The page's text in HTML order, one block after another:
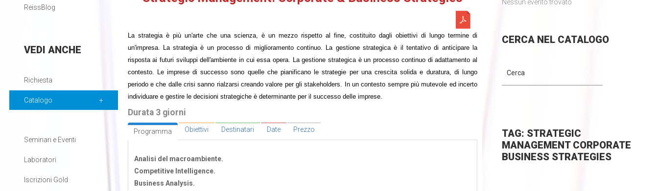
La strategia è più un'arte che una scienza, è un mezzo rispetto al fine, costituito dagli obiettivi di lungo termine di
un'impresa. La strategia è un processo di miglioramento continuo. La gestione strategica è il tentativo di anticipare la
risposta ai futuri sviluppi dell'ambiente in cui essa opera. La gestione strategica è un processo continuo di adattamento al
contesto. Le imprese di successo sono quelle che pianificano le strategie per una crescita solida e duratura, di lungo
periodo e che dalle crisi sanno rialzarsi creando valore per gli stakeholders. In un contesto sempre più mutevole ed incerto
individuare e gestire le decisioni strategiche è determinante per il successo delle imprese.
Durata 3 giorni
Programma Obiettivi Destinatari Date Prezzo
Analisi del macroambiente.
Competitive Intelligence.
Business Analysis.
ReissBlog
VEDI ANCHE
Richiesta
Catalogo
Seminari e Eventi
Laboratori
Iscrizioni Gold
Nessun evento trovato
CERCANEL CATALOGO
TAG: STRATEGIC
MANAGEMENT CORPORATE
BUSINESS STRATEGIES